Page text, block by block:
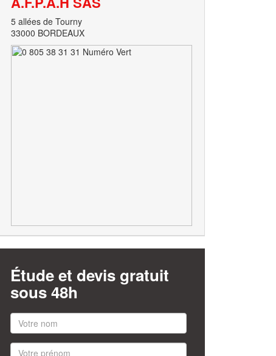
5 allées de Tourny
33000 BORDEAUX
Étude et devis gratuit
sous 48h